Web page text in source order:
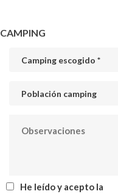
CAMPING
He leído y acepto la